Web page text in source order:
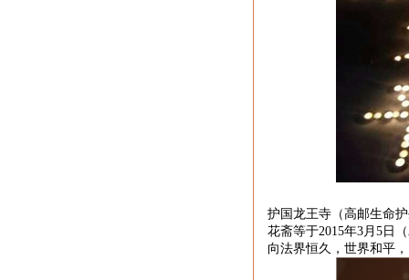
护国龙王寺 （高邮生命
花斋等于2015年3月 5 日
向法界恒久，世界和平